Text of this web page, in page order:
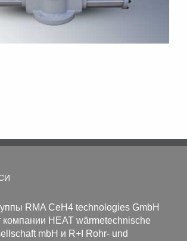
RMA CeH4 technologies GmbH
компании HEAT wärmetechnische
mbH и R+I Rohr- und